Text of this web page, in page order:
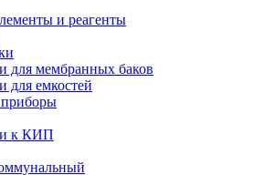
и реагенты
для мембранных баков
для емкостей
к КИП